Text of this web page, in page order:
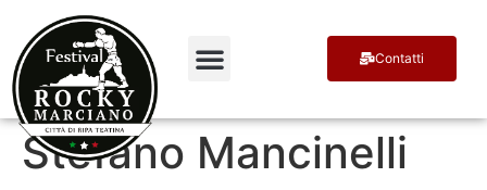
Contatti
Stefano Mancinelli